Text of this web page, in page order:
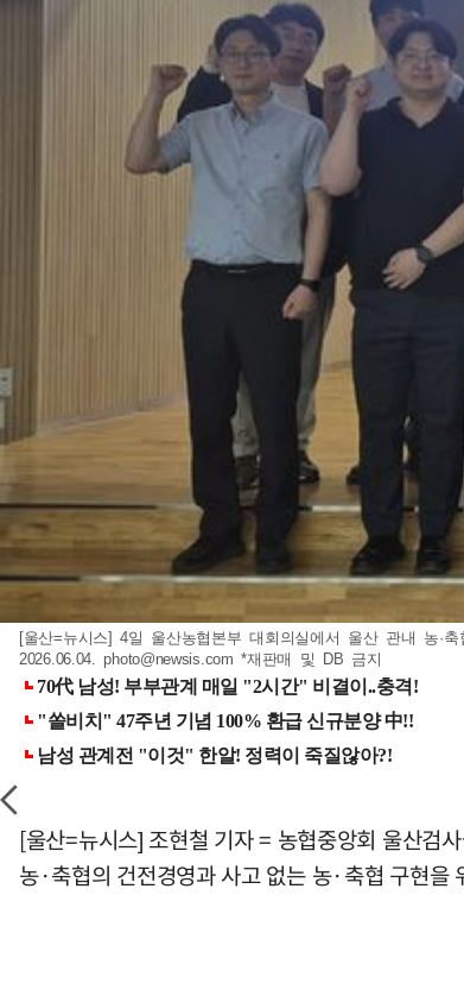
[울산=뉴시스] 4일 울산농협본부 대회의실에서 울산 관내 농·
2026.06.04.photo@newsis.com *재판매 및 DB 금지
[울산=뉴시스] 조현철 기자 = 농협중앙회 울산검
농·축협의 건전경영과 사고 없는 농·축협 구현